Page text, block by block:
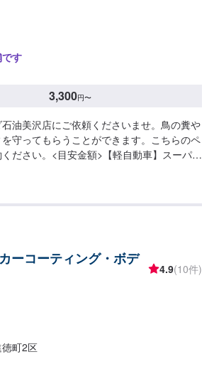
す
3,300円〜
油美沢店にご依頼くださいませ。鳥の糞や
守ってもらうことができます。こちらのペ
ださい。<目安金額>【軽自動車】スーパー
ーコーティング・ボデ
4.9(10件)
町2区